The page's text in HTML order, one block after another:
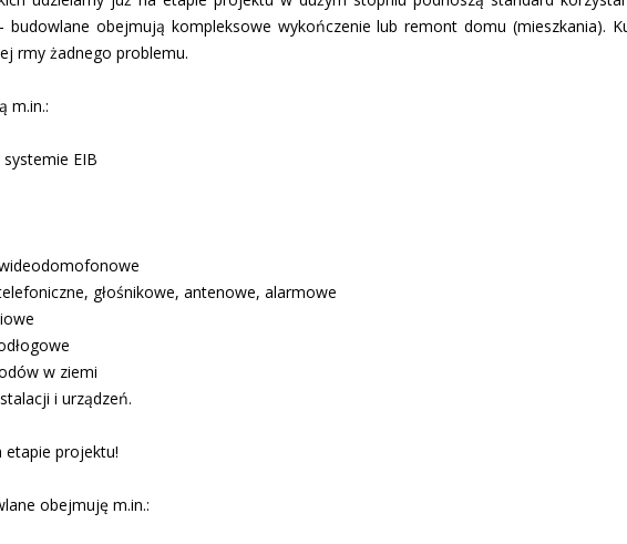
budowlane obejmują kompleksowe wykończenie lub remont domu (mieszkania).
firmy żadnego problemu.
m.in.:
EIB
głośnikowe, antenowe, alarmowe
w ziemi
i urządzeń.
etapie projektu!
obejmuję m.in.: